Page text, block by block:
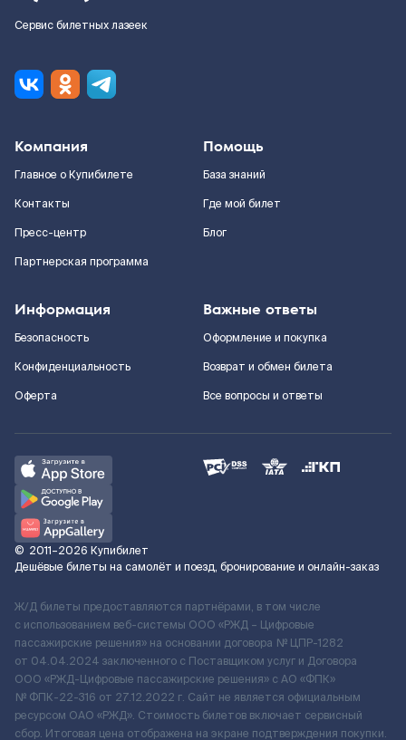
Сервис билетных лазеек
Компания
Главное о Купибилете
Контакты
Пресс-центр
Партнерская программа
Помощь
База знаний
Где мой билет
Блог
Информация
Безопасность
Конфиденциальность
Оферта
Важные ответы
Оформление и покупка
Возврат и обмен билета
Все вопросы и ответы
© 2011–2026 Купибилет
Дешёвые билеты на самолёт и поезд, бронирование и онлайн-заказ
Ж/Д билеты предоставляются партнёрами, в том числе
с использованием веб-системы ООО «РЖД – Цифровые
пассажирские решения» на основании договора № ЦПР-1282
от 04.04.2024 заключенного с Поставщиком услуг и Договора
ООО «РЖД-Цифровые пассажирские решения» c АО «ФПК»
№ ФПК-22-316 от 27.12.2022 г. Сайт не является официальным
ресурсом ОАО «РЖД». Стоимость билетов включает сервисный
сбор. Итоговая цена отображена на экране подтверждения покупки.